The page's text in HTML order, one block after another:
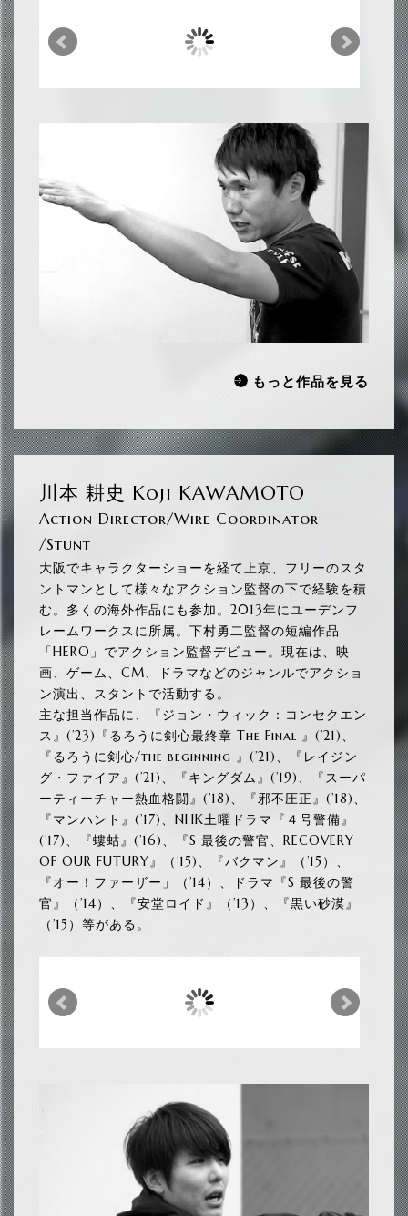
もっと作品を見る
川本 耕史 Koji KAWAMOTO
Action Director/Wire Coordinator
/Stunt
大阪でキャラクターショーを経て上京、フリーのスタ
ントマンとして様々なアクション監督の下で経験を積
む。多くの海外作品にも参加。2013年にユーデンフ
レームワークスに所属。下村勇二監督の短編作品
「HERO」でアクション監督デビュー。現在は、映
画、ゲーム、CM、ドラマなどのジャンルでアクショ
ン演出、スタントで活動する。
主な担当作品に、『ジョン・ウィック：コンセクエン
ス』(’23)『るろうに剣心最終章 The Final 』(’21)、
『るろうに剣心/the beginning 』(’21)、『レイジン
グ・ファイア』(’21)、『キングダム』(’19)、『スーパ
ーティーチャー熱血格闘』(’18)、『邪不圧正』(’18)、
『マンハント』(’17)、NHK土曜ドラマ『４号警備』
(’17)、『螻蛄』(’16)、『S 最後の警官、RECOVERY
OF OUR FUTURY』（’15)、『バクマン』（’15）、
『オー！ファーザー」（’14）、ドラマ『S 最後の警
官』（’14）、『安堂ロイド』（’13）、『黒い砂漠』
（’15）等がある。